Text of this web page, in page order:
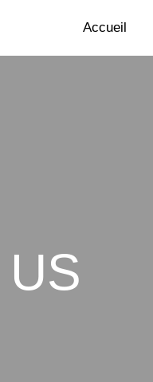
Accueil